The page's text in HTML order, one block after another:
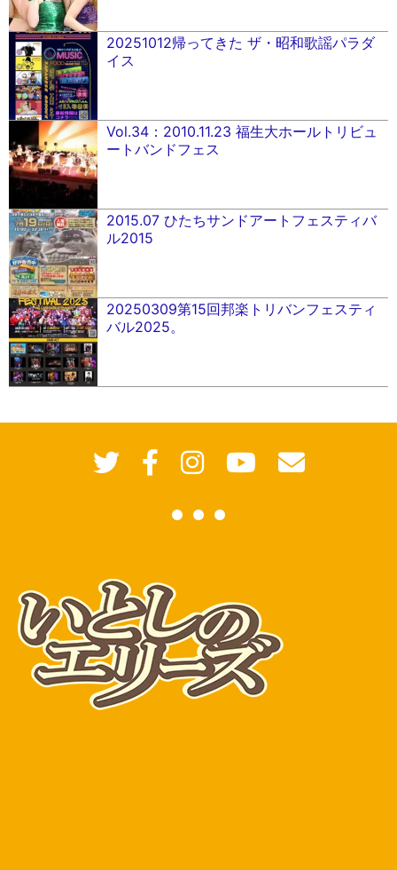
20251012帰ってきた ザ・昭和歌謡パラダ
イス
Vol.34：2010.11.23 福生大ホールトリビュ
ートバンドフェス
2015.07 ひたちサンドアートフェスティバ
ル2015
20250309第15回邦楽トリバンフェスティ
バル2025。